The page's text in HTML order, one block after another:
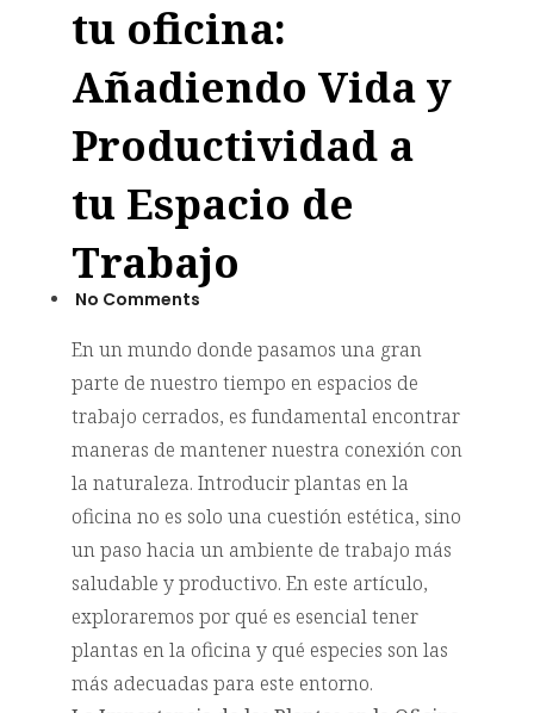
tu oficina:
Añadiendo Vida y
Productividad a
tu Espacio de
Trabajo
No Comments
En un mundo donde pasamos una gran
parte de nuestro tiempo en espacios de
trabajo cerrados, es fundamental encontrar
maneras de mantener nuestra conexión con
la naturaleza. Introducir plantas en la
oficina no es solo una cuestión estética, sino
un paso hacia un ambiente de trabajo más
saludable y productivo. En este artículo,
exploraremos por qué es esencial tener
plantas en la oficina y qué especies son las
más adecuadas para este entorno.